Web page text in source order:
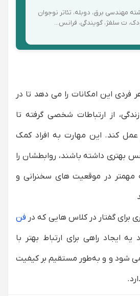
مهندسی برق، دوبله، تئاتر نوجوان
ت سلفژ، گویندگی، فرانس...
فردی این امکانات را می دهد تا در
از ارتباطات شخصی گرفته تا
عمل کند. این مهارت به افراد کمک
بهتری داشته باشند، روابطشان را
مهمتر در موقعیت های سخنرانی و
برای گفتار در کلاس هایی که در فن
یه ایجاد راهی برای ارتباط بهتر با
شود و و به‌طور مستقیم بر کیفیت